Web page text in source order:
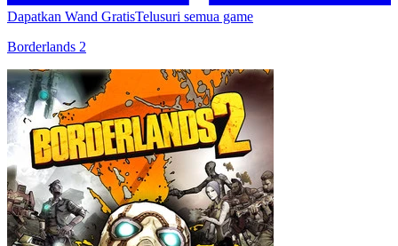
Dapatkan Wand GratisTelusuri semua game
Borderlands 2